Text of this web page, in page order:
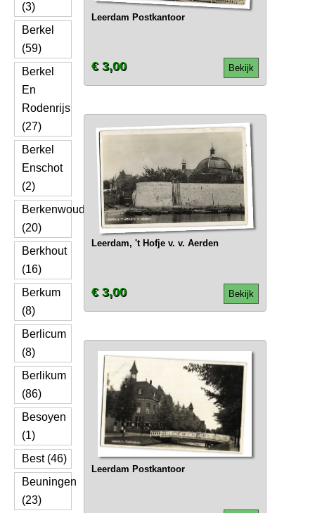
(3)
Berkel
(59)
Berkel
En
Rodenrijs
(27)
Berkel
Enschot
(2)
Berkenwoude
(20)
Berkhout
(16)
Berkum
(8)
Berlicum
(8)
Berlikum
(86)
Besoyen
(1)
Best (46)
Beuningen
(23)
Leerdam Postkantoor
Bekijk
€ 3,00
Leerdam, 't Hofje v. v. Aerden
Bekijk
€ 3,00
Leerdam Postkantoor